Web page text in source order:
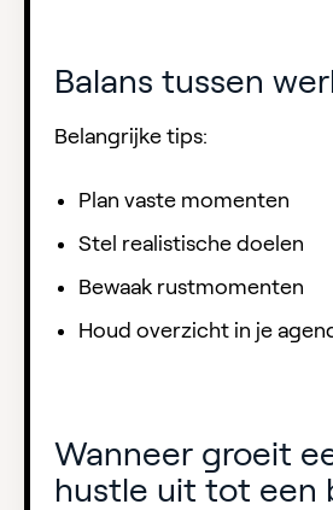
Balans tussen
Belangrijke tips:
Plan vaste momenten
Stel realistische doelen
Bewaak rustmomenten
Houd overzicht in je
Wanneer groeit
hustle uit tot een